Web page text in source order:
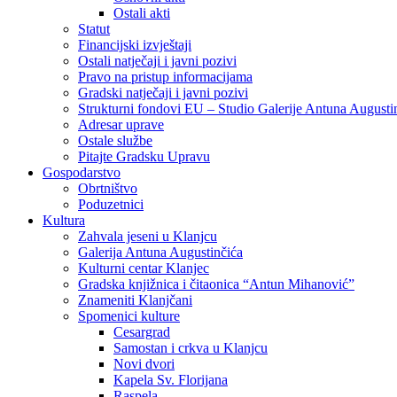
Ostali akti
Statut
Financijski izvještaji
Ostali natječaji i javni pozivi
Pravo na pristup informacijama
Gradski natječaji i javni pozivi
Strukturni fondovi EU – Studio Galerije Antuna
Adresar uprave
Ostale službe
Pitajte Gradsku Upravu
Gospodarstvo
Obrtništvo
Poduzetnici
Kultura
Zahvala jeseni u Klanjcu
Galerija Antuna Augustinčića
Kulturni centar Klanjec
Gradska knjižnica i čitaonica “Antun Mihanović”
Znameniti Klanjčani
Spomenici kulture
Cesargrad
Samostan i crkva u Klanjcu
Novi dvori
Kapela Sv. Florijana